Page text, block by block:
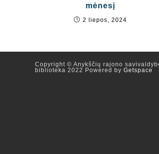
mėnesį
2 liepos, 2024
Copyright © Anykščių rajono
biblioteka 2022 Powered by Getspace